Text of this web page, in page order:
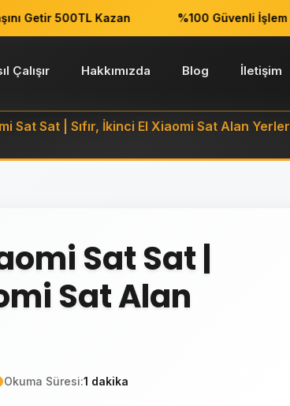
Getir 500TL Kazan %100 Güvenli İşlem
Çalışır Hakkımızda Blog İletişim
Sat Sat | Sıfır, İkinci El Xiaomi Sat Alan Yerler
Sat Sat |
Sat Alan
Okuma Süresi:1 dakika